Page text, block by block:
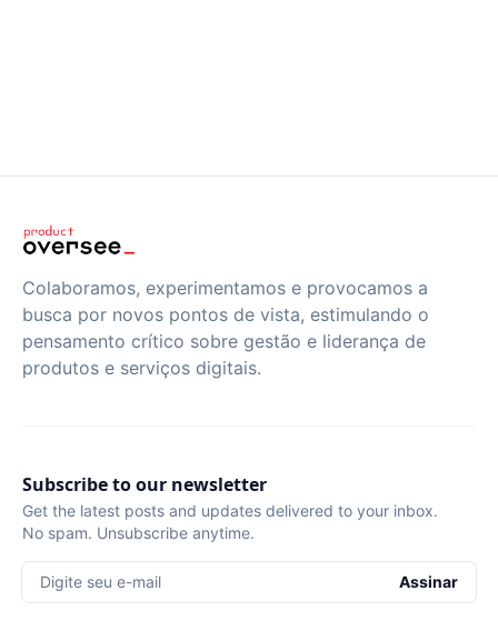
Colaboramos, experimentamos e provocamos a
busca por novos pontos de vista, estimulando o
pensamento crítico sobre gestão e liderança de
produtos e serviços digitais.
Subscribe to our newsletter
Get the latest posts and updates delivered to your inbox.
No spam. Unsubscribe anytime.
Digite seu e-mail Assinar